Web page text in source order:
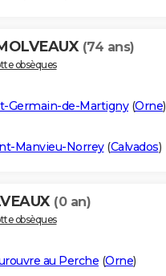
(74 ans)
obsèques
Germain-de-Martigny(Orne)
Manvieu-Norrey(Calvados)
(0 an)
obsèques
au Perche (Orne)